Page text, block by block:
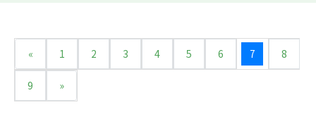
« 1 2 3 4 5 6 7 8
9 »